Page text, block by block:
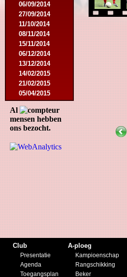
06/09/2014
27/09/2014
11/10/2014
08/11/2014
15/11/2014
06/12/2014
13/12/2014
14/02/2015
21/02/2015
05/04/2015
23/05/2015
30/05/2015
12/08/2015
15/08/2015
22/08/2015
12/09/2015
03/09/2016
17/09/2016
10/01/2017
18/02/2017
Al
mensen hebben
ons bezocht.
Club
Presentatie
Agenda
Toegangsplan
A-ploeg
Kampioenschap
Rangschikking
Beker